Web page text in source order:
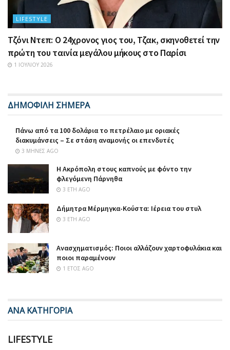
LIFESTYLE
Τζόνι Ντεπ: Ο 24χρονος γιος του, Τζακ, σκηνοθετεί την
πρώτη του ταινία μεγάλου μήκους στο Παρίσι
1 ΙΟΥΛΊΟΥ 2026
ΔΗΜΟΦΙΛΗ ΣΗΜΕΡΑ
Πάνω από τα 100 δολάρια το πετρέλαιο με οριακές
διακυμάνσεις – Σε στάση αναμονής οι επενδυτές
3 ΜΉΝΕΣ AGO
Η Ακρόπολη στους καπνούς με φόντο την
φλεγόμενη Πάρνηθα
3 ΈΤΗ AGO
Δήμητρα Μέρμηγκα-Κούστα: Ιέρεια του στυλ
3 ΈΤΗ AGO
Ανασχηματισμός: Ποιοι αλλάζουν χαρτοφυλάκια και
ποιοι παραμένουν
1 ΈΤΟΣ AGO
ΑΝΑ ΚΑΤΗΓΟΡΙΑ
LIFESTYLE